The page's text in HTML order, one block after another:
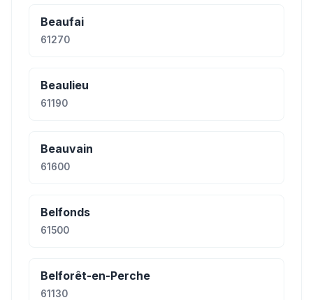
Beaufai
61270
Beaulieu
61190
Beauvain
61600
Belfonds
61500
Belforêt-en-Perche
61130